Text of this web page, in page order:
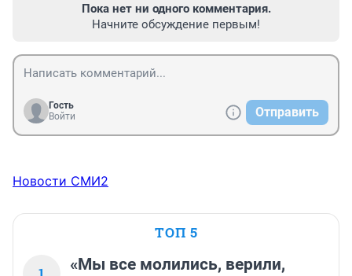
Пока нет ни одного комментария.
Начните обсуждение первым!
Гость
Войти
Отправить
Новости СМИ2
ТОП 5
«Мы все молились, верили,